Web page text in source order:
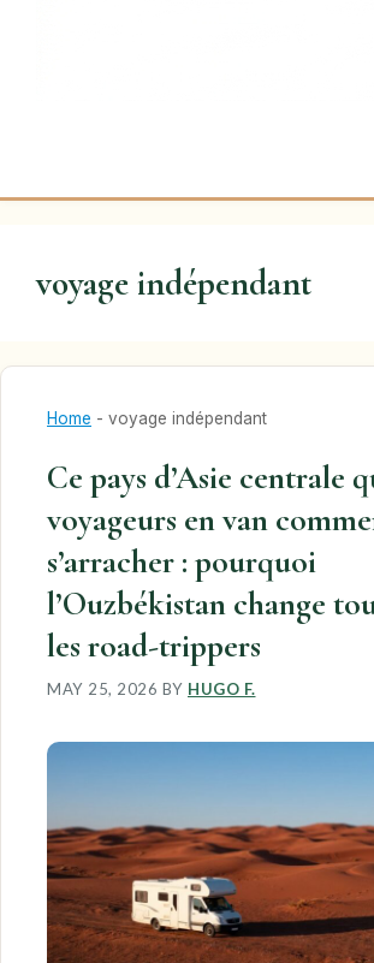
voyage indépendant
Home - voyage indépendant
Ce pays d’Asie centrale
voyageurs en van
s’arracher : pourquoi
l’Ouzbékistan change
les road-trippers
MAY 25, 2026 BY HUGO F.